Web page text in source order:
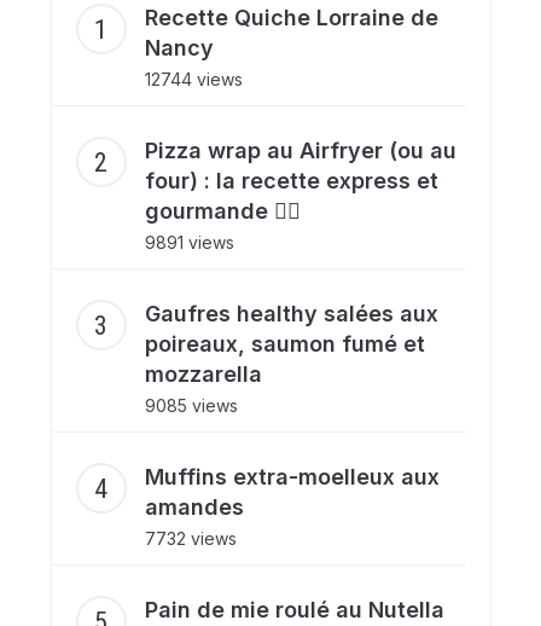
Recette Quiche Lorraine de
Nancy
12744 views
Pizza wrap au Airfryer (ou au
four) : la recette express et
gourmande ❤️‍🔥
9891 views
Gaufres healthy salées aux
poireaux, saumon fumé et
mozzarella
9085 views
Muffins extra-moelleux aux
amandes
7732 views
Pain de mie roulé au Nutella